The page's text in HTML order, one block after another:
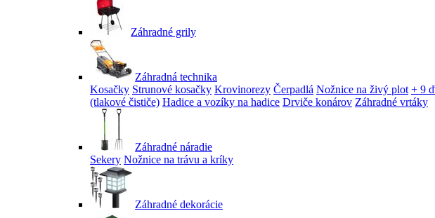
Záhradné grily
Záhradná technika
Kosačky Strunové kosačky Krovinorezy Čerpadlá Nožnice na živý plot + 9
(tlakové čističe) Hadice a vozíky na hadice Drviče konárov Záhradné vrtáky
Záhradné náradie
Sekery Nožnice na trávu a kríky
Záhradné dekorácie